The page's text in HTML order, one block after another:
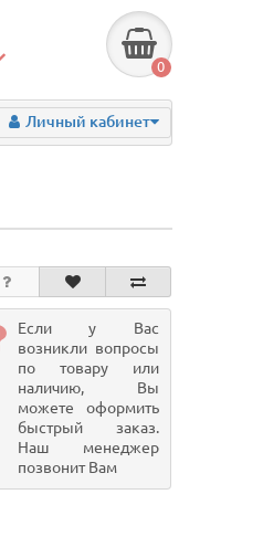
0
Личный кабинет
Если у Вас
возникли вопросы
по товару или
наличию, Вы
можете оформить
быстрый заказ.
Наш менеджер
позвонит Вам